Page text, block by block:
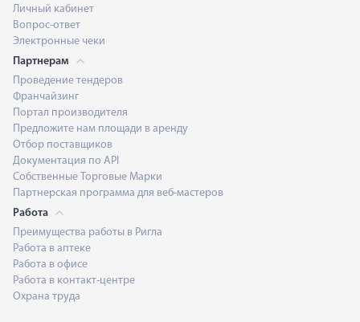
Личный кабинет
Вопрос-ответ
Электронные чеки
Партнерам
Проведение тендеров
Франчайзинг
Портал производителя
Предложите нам площади в аренду
Отбор поставщиков
Документация по API
Собственные Торговые Марки
Партнерская программа для веб-мастеров
Работа
Преимущества работы в Ригла
Работа в аптеке
Работа в офисе
Работа в контакт-центре
Охрана труда